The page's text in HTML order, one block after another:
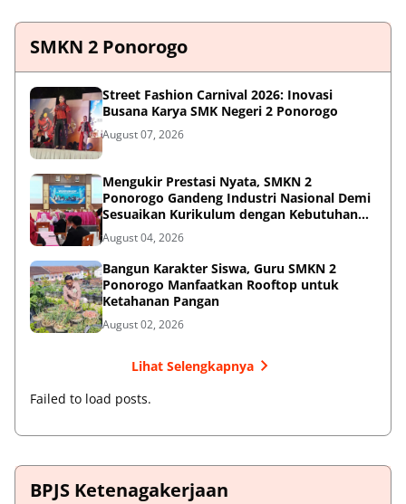
SMKN 2 Ponorogo
Street Fashion Carnival 2026: Inovasi
Busana Karya SMK Negeri 2 Ponorogo
August 07, 2026
Mengukir Prestasi Nyata, SMKN 2
Ponorogo Gandeng Industri Nasional Demi
Sesuaikan Kurikulum dengan Kebutuhan
Dunia Kerja
August 04, 2026
Bangun Karakter Siswa, Guru SMKN 2
Ponorogo Manfaatkan Rooftop untuk
Ketahanan Pangan
August 02, 2026
Lihat Selengkapnya
Failed to load posts.
BPJS Ketenagakerjaan